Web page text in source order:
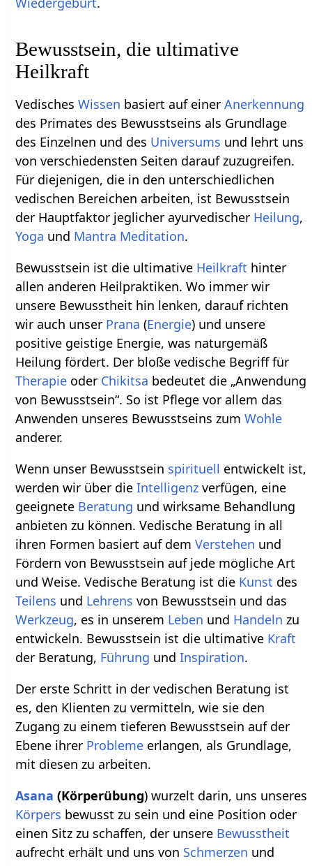
Bewusstsein, die ultimative
Heilkraft
VedischesWissen basiert auf einerAnerkennung
des Primates des Bewusstseins als Grundlage
des Einzelnen und des Universums und lehrt uns
von verschiedensten Seiten darauf zuzugreifen.
Für diejenigen, die in den unterschiedlichen
vedischen Bereichen arbeiten, ist Bewusstsein
der Hauptfaktor jeglicher ayurvedischer Heilung,
Yoga und Mantra Meditation.
Bewusstsein ist die ultimative Heilkraft hinter
allen anderen Heilpraktiken. Wo immer wir
unsere Bewusstheit hin lenken, darauf richten
wir auch unser Prana (Energie) und unsere
positive geistige Energie, was naturgemäß
Heilung fördert. Der bloße vedische Begriff für
Therapie oder Chikitsa bedeutet die „Anwendung
von Bewusstsein“. So ist Pflege vor allem das
Anwenden unseres Bewusstseins zumWohle
anderer.
Wenn unser Bewusstsein spirituell entwickelt ist,
werden wir über dieIntelligenz verfügen, eine
geeignete Beratung und wirksame Behandlung
anbieten zu können. Vedische Beratung in all
ihren Formen basiert auf demVerstehen und
Fördern von Bewusstsein auf jede mögliche Art
und Weise. Vedische Beratung ist die Kunst des
Teilens und Lehrens von Bewusstsein und das
Werkzeug, es in unserem Leben und Handeln zu
entwickeln. Bewusstsein ist die ultimative Kraft
der Beratung, Führung undInspiration.
Der erste Schritt in der vedischen Beratung ist
es, den Klienten zu vermitteln, wie sie den
Zugang zu einem tieferen Bewusstsein auf der
Ebene ihrer Probleme erlangen, als Grundlage,
mit diesen zu arbeiten.
Asana (Körperübung) wurzelt darin, uns unseres
Körpers bewusst zu sein und eine Position oder
einen Sitz zu schaffen, der unsere Bewusstheit
aufrecht erhält und uns von Schmerzen und